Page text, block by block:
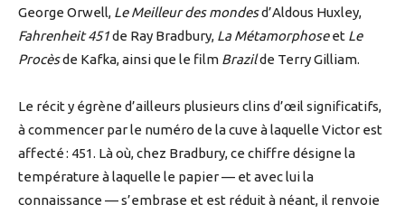
George Orwell, Le Meilleur des mondesd’Aldous Huxley,
Fahrenheit 451de Ray Bradbury, La Métamorphoseet Le
Procèsde Kafka, ainsi que le film Brazilde Terry Gilliam.
Le récit y égrène d’ailleurs plusieurs clins d’œil significatifs,
à commencer par le numéro de la cuve à laquelle Victor est
affecté : 451. Là où, chez Bradbury, ce chiffre désigne la
température à laquelle le papier — et avec lui la
connaissance — s’embrase et est réduit à néant, il renvoie